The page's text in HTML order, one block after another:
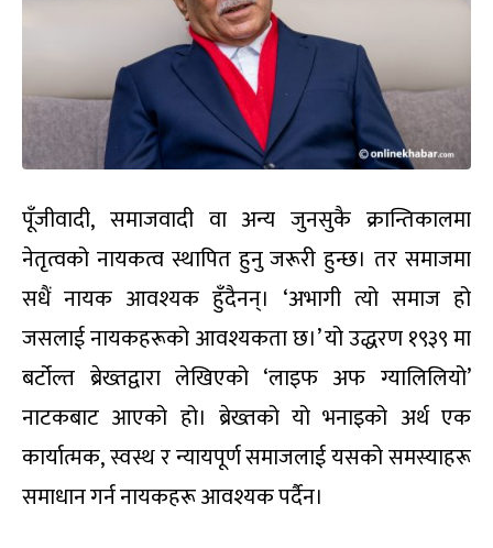
पूँजीवादी, समाजवादी वा अन्य जुनसुकै क्रान्तिकालमा
नेतृत्वको नायकत्व स्थापित हुनु जरूरी हुन्छ। तर समाजमा
सधैं नायक आवश्यक हुँदैनन्। ‘अभागी त्यो समाज हो
जसलाई नायकहरूको आवश्यकता छ।’ यो उद्धरण १९३९ मा
बर्टोल्त ब्रेख्तद्वारा लेखिएको ‘लाइफ अफ ग्यालिलियो’
नाटकबाट आएको हो। ब्रेख्तको यो भनाइको अर्थ एक
कार्यात्मक,स्वस्थ र न्यायपूर्ण समाजलाई यसको समस्याहरू
समाधान गर्न नायकहरू आवश्यक पर्दैन।